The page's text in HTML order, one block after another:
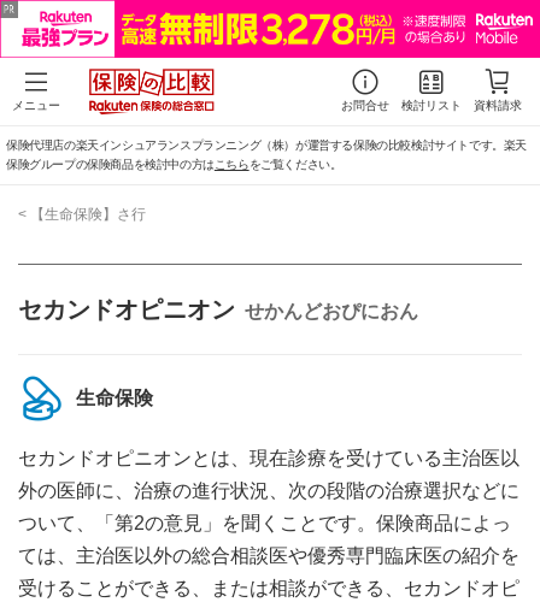
メニュー お問合せ 検討リスト 資料請求
保険代理店の楽天インシュアランスプランニング（株）が運営する保険の比較検討サイトです。楽天
保険グループの保険商品を検討中の方は こちらをご覧ください。
< 【生命保険】さ行
セカンドオピニオン せかんどおぴにおん
生命保険
セカンドオピニオンとは、現在診療を受けている主治医以
外の医師に、治療の進行状況、次の段階の治療選択などに
ついて、「第2の意見」を聞くことです。保険商品によっ
ては、主治医以外の総合相談医や優秀専門臨床医の紹介を
受けることができる、または相談ができる、セカンドオピ